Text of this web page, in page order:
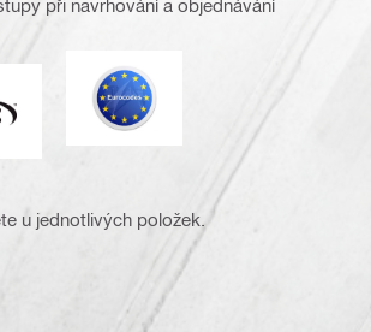
při navrhování a objednávání
Eurokód
u jednotlivých položek.